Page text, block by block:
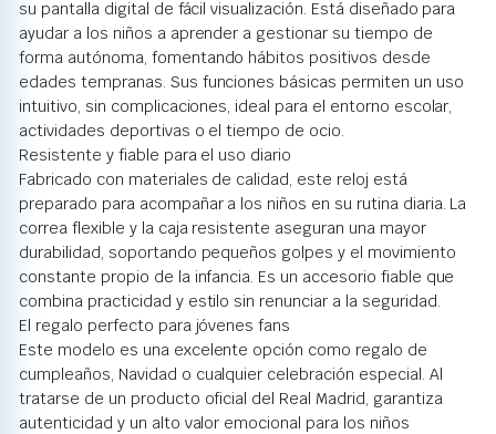
su pantalla digital de fácil visualización. Está diseñado para
ayudar a los niños a aprender a gestionar su tiempo de
forma autónoma, fomentando hábitos positivos desde
edades tempranas. Sus funciones básicas permiten un uso
intuitivo, sin complicaciones, ideal para el entorno escolar,
actividades deportivas o el tiempo de ocio.
Resistente y fiable para el uso diario
Fabricado con materiales de calidad, este reloj está
preparado para acompañar a los niños en su rutina diaria. La
correa flexible y la caja resistente aseguran una mayor
durabilidad, soportando pequeños golpes y el movimiento
constante propio de la infancia. Es un accesorio fiable que
combina practicidad y estilo sin renunciar a la seguridad.
El regalo perfecto para jóvenes fans
Este modelo es una excelente opción como regalo de
cumpleaños, Navidad o cualquier celebración especial. Al
tratarse de un producto oficial del Real Madrid, garantiza
autenticidad y un alto valor emocional para los niños